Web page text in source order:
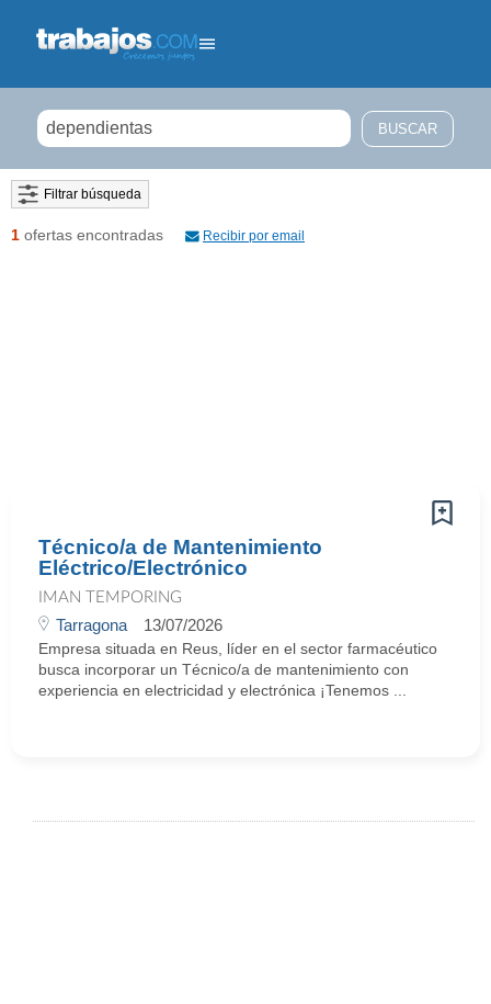
Filtrar búsqueda
1 ofertas encontradas Recibir por email
Técnico/a de Mantenimiento
Eléctrico/Electrónico
IMAN TEMPORING
Tarragona 13/07/2026
Empresa situada en Reus, líder en el sector farmacéutico
busca incorporar un Técnico/a de mantenimiento con
experiencia en electricidad y electrónica ¡Tenemos ...